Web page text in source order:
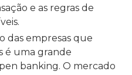
e as regras de
das empresas que
é uma grande
banking. O mercado